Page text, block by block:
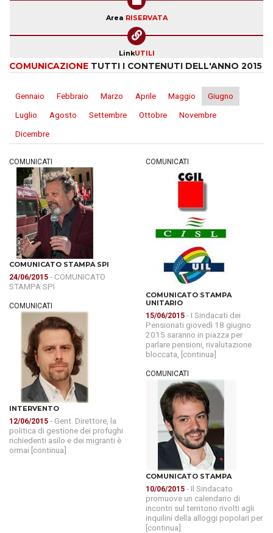
Area RISERVATA
LinkUTILI
COMUNICAZIONE TUTTI I CONTENUTI DELL'ANNO 2015
Gennaio Febbraio Marzo Aprile Maggio
Giugno
Luglio
Agosto Settembre Ottobre
Novembre
Dicembre
COMUNICATI
COMUNICATO STAMPA SPI
24/06/2015 - COMUNICATO
STAMPA SPI
COMUNICATI
INTERVENTO
12/06/2015 - Gent. Direttore, la
politica di gestione dei profughi
richiedenti asilo e dei migranti è
ormai [continua]
COMUNICATI
COMUNICATO STAMPA
UNITARIO
15/06/2015 - I Sindacati dei
Pensionati giovedì 18 giugno
2015 saranno in piazza per
parlare pensioni, rivalutazione
bloccata, [continua]
COMUNICATI
COMUNICATO STAMPA
10/06/2015 - Il Sindacato
promuove un calendario di
incontri sul territorio rivolti agli
inquilini della alloggi popolari per
[continua]